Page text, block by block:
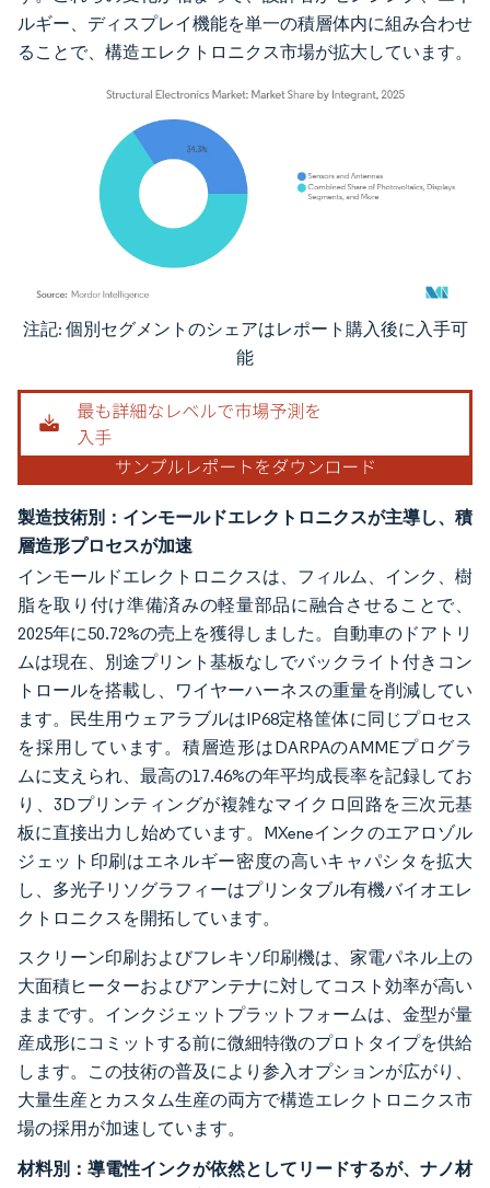
ルギー、ディスプレイ機能を単一の積層体内に組み合わせ
ることで、構造エレクトロニクス市場が拡大しています。
画像 © Mordor Intelligence。再利用にはCC BY 4.0の表示が必要です。
注記: 個別セグメントのシェアはレポート購入後に入手可
能
製造技術別：インモールドエレクトロニクスが主導し、積
層造形プロセスが加速
インモールドエレクトロニクスは、フィルム、インク、樹
脂を取り付け準備済みの軽量部品に融合させることで、
2025年に50.72%の売上を獲得しました。自動車のドアトリ
ムは現在、別途プリント基板なしでバックライト付きコン
トロールを搭載し、ワイヤーハーネスの重量を削減してい
ます。民生用ウェアラブルはIP68定格筐体に同じプロセス
を採用しています。積層造形はDARPAのAMMEプログラ
ムに支えられ、最高の17.46%の年平均成長率を記録してお
り、3Dプリンティングが複雑なマイクロ回路を三次元基
板に直接出力し始めています。MXeneインクのエアロゾル
ジェット印刷はエネルギー密度の高いキャパシタを拡大
し、多光子リソグラフィーはプリンタブル有機バイオエレ
クトロニクスを開拓しています。
スクリーン印刷およびフレキソ印刷機は、家電パネル上の
大面積ヒーターおよびアンテナに対してコスト効率が高い
ままです。インクジェットプラットフォームは、金型が量
産成形にコミットする前に微細特徴のプロトタイプを供給
します。この技術の普及により参入オプションが広がり、
大量生産とカスタム生産の両方で構造エレクトロニクス市
場の採用が加速しています。
材料別：導電性インクが依然としてリードするが、ナノ材